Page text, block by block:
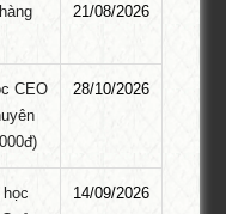
Nghiêp
nhân
21/08/2026
CEO
28/10/2026
14/09/2026